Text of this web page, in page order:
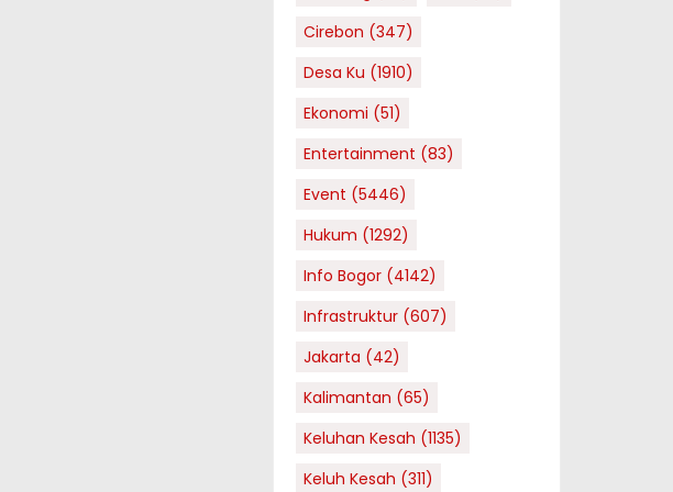
Cirebon (347)
Desa Ku (1910)
Ekonomi (51)
Entertainment (83)
Event (5446)
Hukum (1292)
Info Bogor(4142)
Infrastruktur(607)
Jakarta (42)
Kalimantan (65)
Keluhan Kesah (1135)
Keluh Kesah (311)